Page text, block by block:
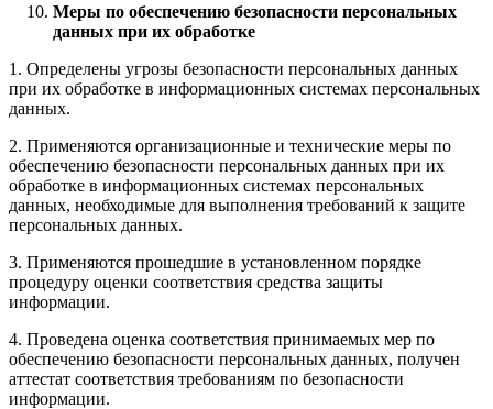
Меры по обеспечению безопасности персональных
данных при их обработке
1. Определены угрозы безопасности персональных данных
при их обработке в информационных системах персональных
данных.
2. Применяются организационные и технические меры по
обеспечению безопасности персональных данных при их
обработке в информационных системах персональных
данных, необходимые для выполнения требований к защите
персональных данных.
3. Применяются прошедшие в установленном порядке
процедуру оценки соответствия средства защиты
информации.
4. Проведена оценка соответствия принимаемых мер по
обеспечению безопасности персональных данных, получен
аттестат соответствия требованиям по безопасности
информации.